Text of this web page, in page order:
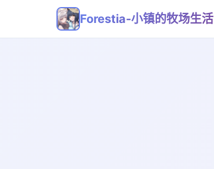
Forestia-小镇的牧场生活